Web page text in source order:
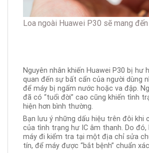
Loa ngoài Huawei P30 sẽ mang
Nguyên nhân khiến Huawei P30 bị hư
quan đến sự bất cẩn của người dùng
để máy bị ngấm nước hoặc va đập.
đã có “tuổi đời” cao cũng khiến tình
hiện hơn bình thường.
Bạn lưu ý những dấu hiệu trên đôi khi
của tình trạng hư IC âm thanh. Do đó,
máy đi kiểm tra tại một địa chỉ sửa
tín, để máy được “bắt bệnh” chuẩn